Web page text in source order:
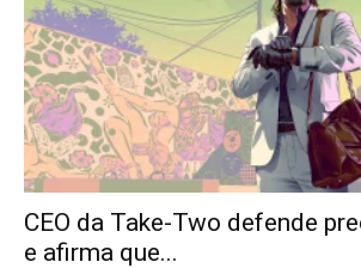
CEO da Take-Two defende
e afirma que...